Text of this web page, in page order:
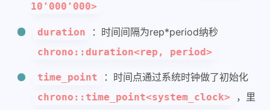
10'000'000>
duration ：时间间隔为rep*period纳秒
chrono::duration<rep, period>
time_point ：时间点通过系统时钟做了初始化
chrono::time_point<system_clock>
，里